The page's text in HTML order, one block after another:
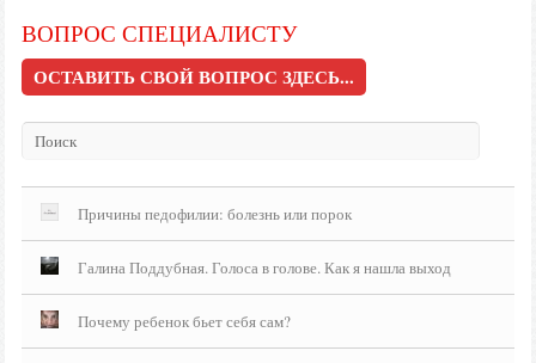
ВОПРОС СПЕЦИАЛИСТУ
ОСТАВИТЬ СВОЙ ВОПРОС ЗДЕСЬ...
Причины педофилии: болезнь или порок
Галина Поддубная. Голоса в голове. Как я нашла выход
Почему ребенок бьет себя сам?